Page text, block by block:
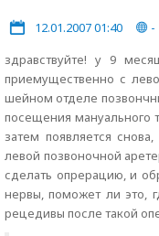
12.01.2007 01:40 -
здравствуйте! у 9
приемущественно с
шейном отделе
посещения мануального
затем появляется
левой позвоночной
сделать опрерацию, и
нервы, поможет ли это,
рецедивы после такой